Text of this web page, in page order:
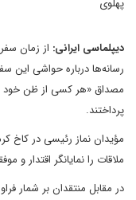
دیپلماسی ایرانی: از زمان
رسانه‌ها درباره حواشی
مصداق «هر کسی از ظن خود
پرداختند.
مؤیدان نماز رئیسی در کاخ
ملاقات را نمایانگر اقتدار
در مقابل منتقدان بر شمار